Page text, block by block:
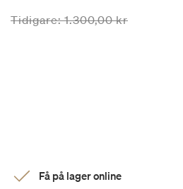
Priset är nedsatt från
Tidigare:1.300,00 krtill
Få på lager online